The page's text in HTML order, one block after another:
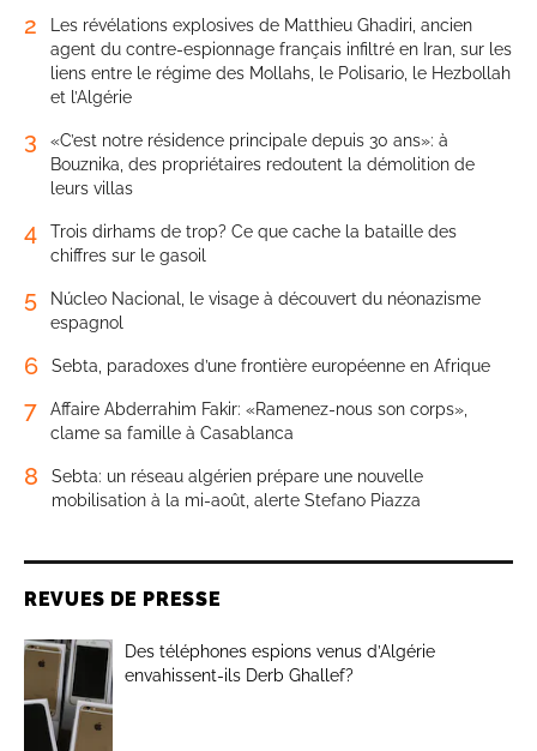
2
Les révélations explosives de Matthieu Ghadiri, ancien
agent du contre-espionnage français infiltré en Iran, sur les
liens entre le régime des Mollahs, le Polisario, le Hezbollah
et l’Algérie
3
«C’est notre résidence principale depuis 30 ans»: à
Bouznika, des propriétaires redoutent la démolition de
leurs villas
4
Trois dirhams de trop? Ce que cache la bataille des
chiffres sur le gasoil
5
Núcleo Nacional, le visage à découvert du néonazisme
espagnol
6 Sebta, paradoxes d’une frontière européenne en Afrique
7
Affaire Abderrahim Fakir: «Ramenez-nous son corps»,
clame sa famille à Casablanca
8
Sebta: un réseau algérien prépare une nouvelle
mobilisation à la mi-août, alerte Stefano Piazza
REVUES DE PRESSE
Des téléphones espions venus d’Algérie
envahissent-ils Derb Ghallef?